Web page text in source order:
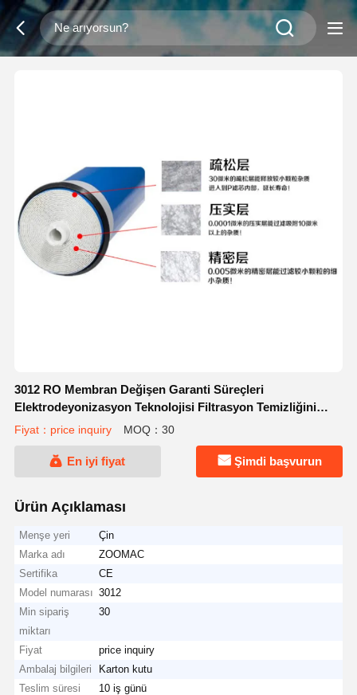
3012 RO Membran Değişen Garanti Süreçleri
Elektrodeyonizasyon Teknolojisi Filtrasyon Temizliğini
Optimize Et
Fiyat：price inquiry MOQ：30
En iyi fiyat Şimdi başvurun
Ürün Açıklaması
Menşe yeri
Çin
Marka adı
ZOOMAC
Sertifika
CE
Model numarası 3012
Min sipariş
miktarı
30
Fiyat
price inquiry
Ambalaj bilgileri
Karton kutu
Teslim süresi
10 iş günü